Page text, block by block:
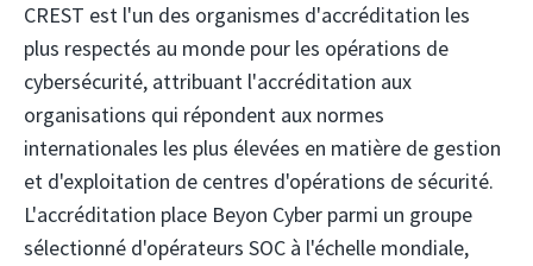
CREST est l'un des organismes d'accréditation les
plus respectés au monde pour les opérations de
cybersécurité, attribuant l'accréditation aux
organisations qui répondent aux normes
internationales les plus élevées en matière de gestion
et d'exploitation de centres d'opérations de sécurité.
L'accréditation place Beyon Cyber ​​parmi un groupe
sélectionné d'opérateurs SOC à l'échelle mondiale,